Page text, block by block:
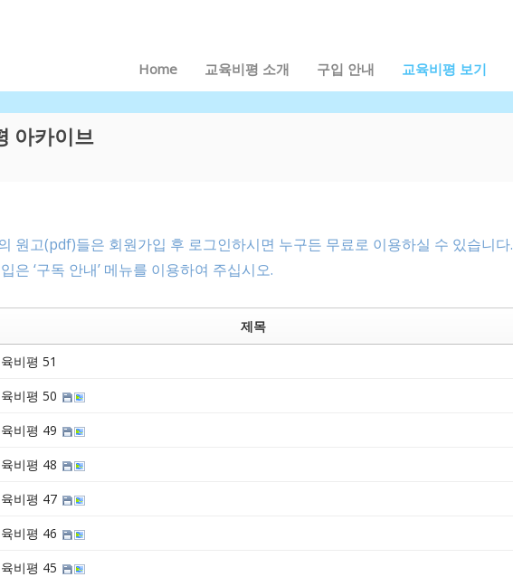
Home 교육비평 소개 구입 안내 교육비평 보기
아카이브
원고(pdf)들은 회원가입 후 로그인하시면 누구든 무료로 이용하실 수 있습니다.
은 ‘구독 안내’ 메뉴를 이용하여 주십시오.
제목
비평 51
비평 50
비평 49
비평 48
비평 47
비평 46
비평 45